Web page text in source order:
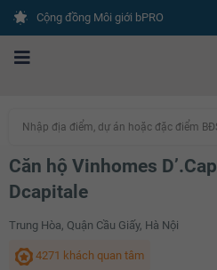
Cộng đồng Môi giới bPRO
Nhập địa điểm, dự án hoặc đặc điểm BĐS
Căn hộ Vinhomes
Dcapitale
Trung Hòa, Quận Cầu Giấy, Hà Nội
4271 khách quan tâm